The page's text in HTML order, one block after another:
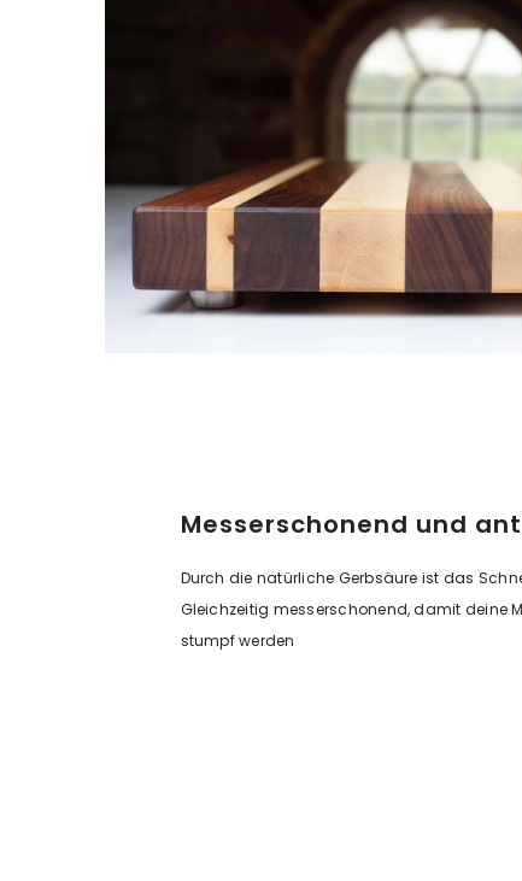
Messerschonend und
Durch die natürliche Gerbsäure ist das
Gleichzeitig messerschonend, damit deine
stumpf werden